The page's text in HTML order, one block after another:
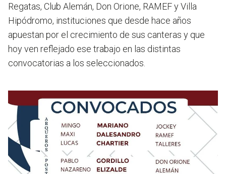
Regatas, Club Alemán, Don Orione, RAMEF y Villa
Hipódromo, instituciones que desde hace años
apuestan por el crecimiento de sus canteras y que
hoy ven reflejado ese trabajo en las distintas
convocatorias a los seleccionados.